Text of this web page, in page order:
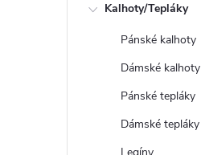
Kalhoty/Tepláky
Pánské kalhoty
Dámské kalhoty
Pánské tepláky
Dámské tepláky